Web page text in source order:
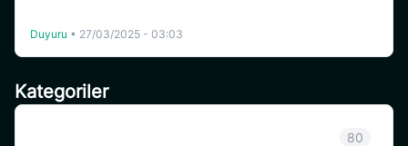
Kategoriler
80
Duyuru • 27/03/2025 - 03:03